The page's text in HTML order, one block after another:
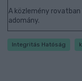
A közlemény
adomány.
Integritás Hatóság